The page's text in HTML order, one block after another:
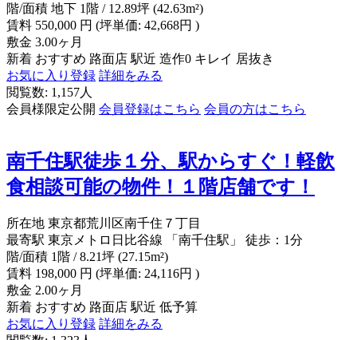
階/面積 地下 1階 / 12.89坪 (42.63m²)
賃料 550,000 円 (坪単価: 42,668円 )
敷金 3.00ヶ月
新着 おすすめ 路面店 駅近 造作0 キレイ 居抜き
お気に入り登録 詳細をみる
閲覧数: 1,157人
会員様限定公開 会員登録はこちら 会員の方はこちら
南千住駅徒歩１分、駅からすぐ！軽飲
食相談可能の物件！１階店舗です！
所在地 東京都荒川区南千住７丁目
最寄駅 東京メトロ日比谷線 「南千住駅」 徒歩：1分
階/面積 1階 / 8.21坪 (27.15m²)
賃料 198,000 円 (坪単価: 24,116円 )
敷金 2.00ヶ月
新着 おすすめ 路面店 駅近 低予算
お気に入り登録 詳細をみる